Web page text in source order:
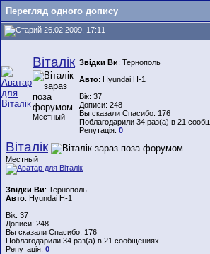
Перегляд одного допису
26.02.2009, 17:11
Віталік
Местный
Звідки Ви: Тернополь
Авто: Hyundai H-1
Вік: 37
Дописи: 248
Вы сказали Спасибо: 176
Поблагодарили 34 раз(а) в 21
Репутація: 0
Віталік
Местный
Звідки Ви: Тернополь
Авто: Hyundai H-1
Вік: 37
Дописи: 248
Вы сказали Спасибо: 176
Поблагодарили 34 раз(а) в 21 сообщениях
Репутація: 0